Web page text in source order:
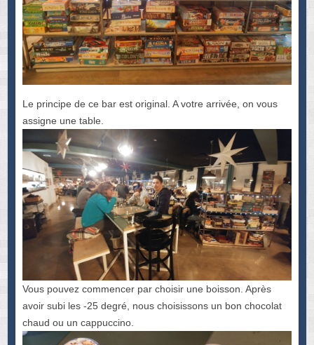
Le principe de ce bar est original. A votre arrivée, on vous
assigne une table.
Vous pouvez commencer par choisir une boisson. Après
avoir subi les -25 degré, nous choisissons un bon chocolat
chaud ou un cappuccino.